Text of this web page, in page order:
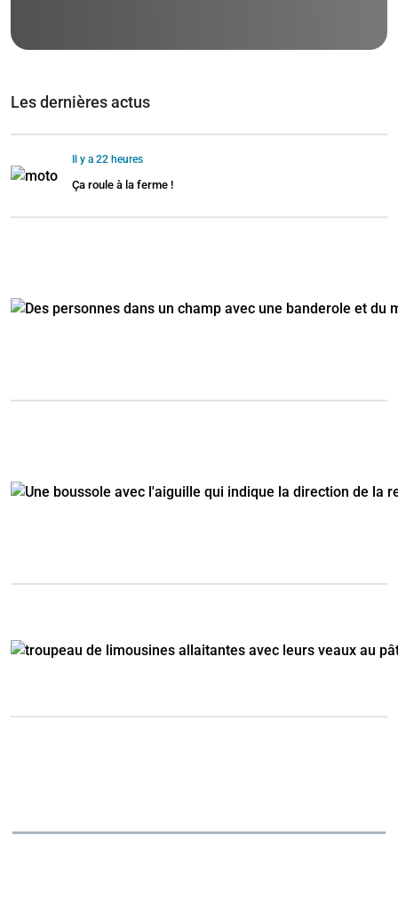
Les dernières actus
Il y a 22 heures
Ça roule à la ferme !